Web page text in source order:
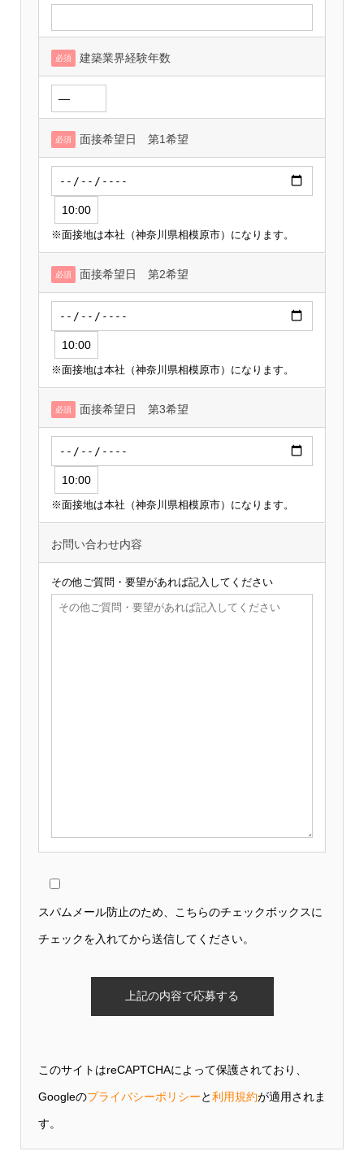
必須 建築業界経験年数
必須 面接希望日 第1希望
※面接地は本社（神奈川県相模原市）になります。
必須 面接希望日 第2希望
※面接地は本社（神奈川県相模原市）になります。
必須 面接希望日 第3希望
※面接地は本社（神奈川県相模原市）になります。
お問い合わせ内容
その他ご質問・要望があれば記入してください
スパムメール防止のため、こちらのチェックボックスに
チェックを入れてから送信してください。
このサイトはreCAPTCHAによって保護されており、
Googleのプライバシーポリシーと利用規約が適用されま
す。